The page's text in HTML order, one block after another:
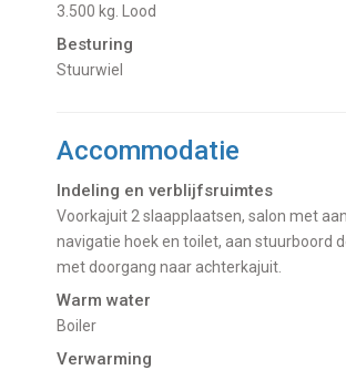
3.500 kg. Lood
Besturing
Stuurwiel
Accommodatie
Indeling en verblijfsruimtes
Voorkajuit 2 slaapplaatsen, salon met aan bakboord de
navigatie hoek en toilet, aan stuurboord
met doorgang naar achterkajuit.
Warm water
Boiler
Verwarming